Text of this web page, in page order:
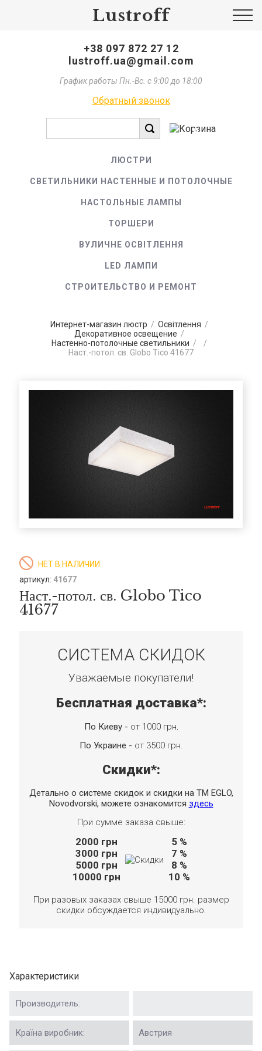
Lustroff
+38 097 872 27 12
lustroff.ua@gmail.com
График работы Пн.-Вс. с 9:00 до 18:00
Обратный звонок
0
ЛЮСТРИ
СВЕТИЛЬНИКИ НАСТЕННЫЕ И ПОТОЛОЧНЫЕ
НАСТОЛЬНЫЕ ЛАМПЫ
ТОРШЕРИ
ВУЛИЧНЕ ОСВІТЛЕННЯ
LED ЛАМПИ
СТРОИТЕЛЬСТВО И РЕМОНТ
Интернет-магазин люстр / Освітлення /
Декоративное освещение /
Настенно-потолочные светильники /
/
Наст.-потол. св. Globo Tico 41677
НЕТ В НАЛИЧИИ
артикул: 41677
Наст.-потол. св. Globo Tico
41677
СИСТЕМА СКИДОК
Уважаемые покупатели!
Бесплатная доставка*:
По Киеву - от 1000 грн.
По Украине - от 3500 грн.
Скидки*:
Детально о системе скидок и скидки на TM EGLO,
Novodvorski, можете ознакомится здесь
При сумме заказа свыше:
2000 грн
3000 грн
5000 грн
10000 грн
5 %
7 %
8 %
10 %
При разовых заказах свыше 15000 грн. размер
скидки обсуждается индивидуально.
Характеристики
Производитель:
Країна виробник: Австрия